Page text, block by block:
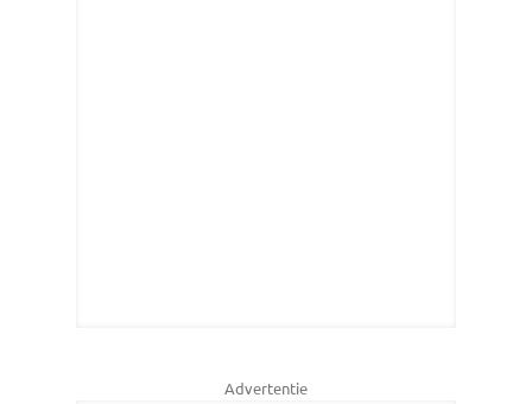
Advertentie